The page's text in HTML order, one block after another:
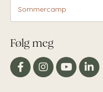
Følg meg